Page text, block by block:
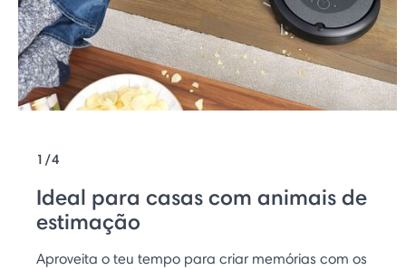
1/4
Ideal para casas com animais de
estimação
Aproveita o teu tempo para criar memórias com os